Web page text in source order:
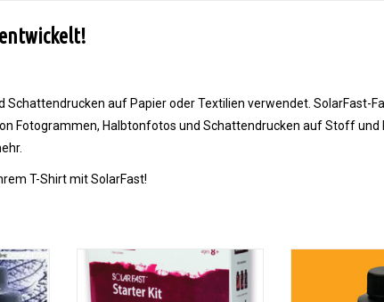
Schattendrucken auf Papier oder Textilien verwendet. SolarFast-
Fotogrammen, Halbtonfotos und Schattendrucken auf Stoff und
T-Shirt mit SolarFast!
können
Solarfast Anfänger Kit
Emulsion, in der
unter dem